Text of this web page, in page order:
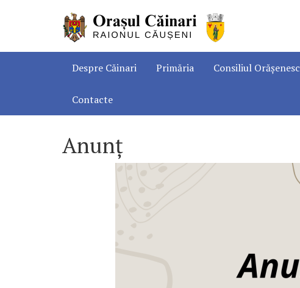
Despre Căinari Primăria Consiliul Orășenesc
Contacte
Anunț